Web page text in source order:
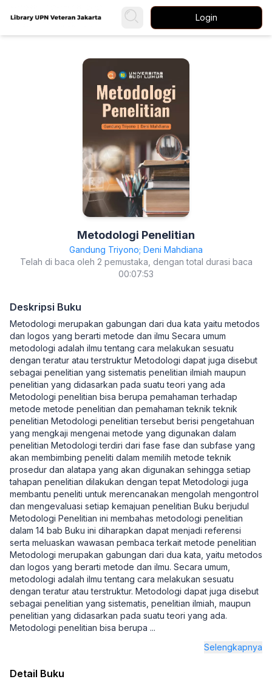
Login
Metodologi Penelitian
Gandung Triyono; Deni Mahdiana
Telah di baca oleh 2 pemustaka, dengan total durasi baca
00:07:53
Deskripsi Buku
Metodologi merupakan gabungan dari dua kata yaitu metodos
dan logos yang berarti metode dan ilmu Secara umum
metodologi adalah ilmu tentang cara melakukan sesuatu
dengan teratur atau terstruktur Metodologi dapat juga disebut
sebagai penelitian yang sistematis penelitian ilmiah maupun
penelitian yang didasarkan pada suatu teori yang ada
Metodologi penelitian bisa berupa pemahaman terhadap
metode metode penelitian dan pemahaman teknik teknik
penelitian Metodologi penelitian tersebut berisi pengetahuan
yang mengkaji mengenai metode yang digunakan dalam
penelitian Metodologi terdiri dari fase fase dan subfase yang
akan membimbing peneliti dalam memilih metode teknik
prosedur dan alatapa yang akan digunakan sehingga setiap
tahapan penelitian dilakukan dengan tepat Metodologi juga
membantu peneliti untuk merencanakan mengolah mengontrol
dan mengevaluasi setiap kemajuan penelitian Buku berjudul
Metodologi Penelitian ini membahas metodologi penelitian
dalam 14 bab Buku ini diharapkan dapat menjadi referensi
serta meluaskan wawasan pembaca terkait metode penelitian
Metodologi merupakan gabungan dari dua kata, yaitu metodos
dan logos yang berarti metode dan ilmu. Secara umum,
metodologi adalah ilmu tentang cara melakukan sesuatu
dengan teratur atau terstruktur. Metodologi dapat juga disebut
sebagai penelitian yang sistematis, penelitian ilmiah, maupun
penelitian yang didasarkan pada suatu teori yang ada.
Metodologi penelitian bisa berupa ...
Selengkapnya
Detail Buku